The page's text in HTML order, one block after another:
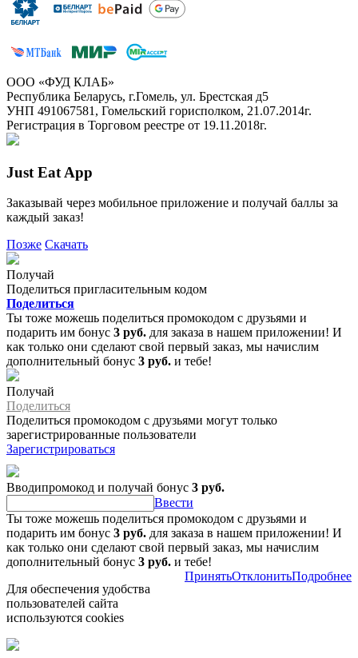
ООО «ФУД КЛАБ»
Республика Беларусь, г.Гомель, ул. Брестская д5
УНП 491067581, Гомельский горисполком, 21.07.2014г.
Регистрация в Торговом реестре от 19.11.2018г.
Just Eat App
Заказывай через мобильное приложение и получай баллы за
каждый заказ!
Позже Скачать
Получай
Поделиться пригласительным кодом
Поделиться
Ты тоже можешь поделиться промокодом с друзьями и
подарить им бонус 3 руб. для заказа в нашем приложении! И
как только они сделают свой первый заказ, мы начислим
дополнительный бонус 3 руб. и тебе!
Получай
Поделиться
Поделиться промокодом с друзьями могут только
зарегистрированные пользователи
Зарегистрироваться
Вводипромокод и получай бонус 3 руб.
Ввести
Ты тоже можешь поделиться промокодом с друзьями и
подарить им бонус 3 руб. для заказа в нашем приложении! И
как только они сделают свой первый заказ, мы начислим
дополнительный бонус 3 руб. и тебе!
Для обеспечения удобства
пользователей сайта
используются cookies
ПринятьОтклонитьПодробнее